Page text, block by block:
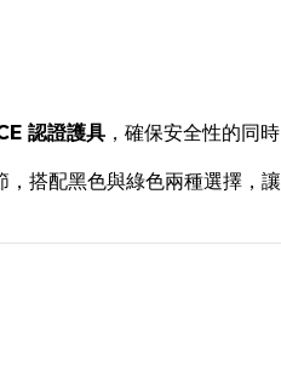
認證護具 ，確保安全性的同
搭配黑色與綠色兩種選擇，